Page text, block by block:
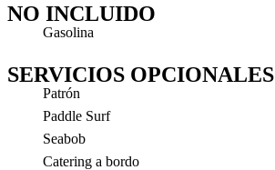
NO INCLUIDO
Gasolina
SERVICIOS OPCIONALES
Patrón
Paddle Surf
Seabob
Catering a bordo